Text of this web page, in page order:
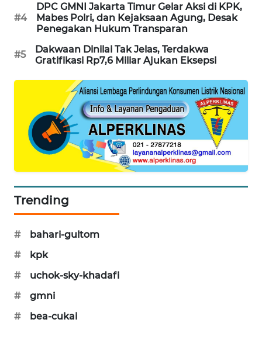
#4
DPC GMNI Jakarta Timur Gelar Aksi di KPK,
Mabes Polri, dan Kejaksaan Agung, Desak
Penegakan Hukum Transparan
#5
Dakwaan Dinilai Tak Jelas, Terdakwa
Gratifikasi Rp7,6 Miliar Ajukan Eksepsi
Trending
#
bahari-gultom
#
kpk
#
uchok-sky-khadafi
#
gmni
#
bea-cukai
KELISTRIKAN
ID
MAWAKA
MARTABAT
NET
MKLI
LKKI
KOPEKLIN